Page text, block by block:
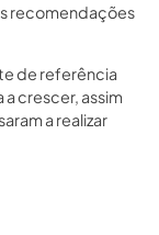
recomendações
de referência
crescer, assim
a realizar